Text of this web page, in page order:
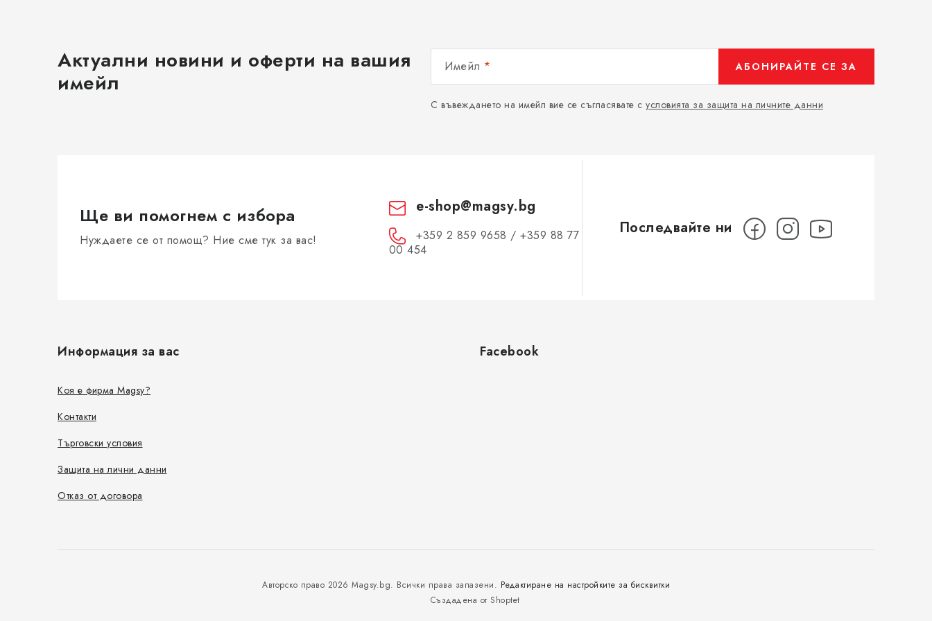
Актуални новини и оферти на вашия
имейл
Имейл
С въвеждането на имейл вие се съгласявате с условията за защита на личните данни
АБОНИРАЙТЕ СЕ ЗА
Ще ви помогнем с избора
Нуждаете се от помощ? Ние сме тук за вас!
e-shop@magsy.bg
+359 2 859 9658 / +359 88 77
00 454
Информация за вас
Коя е фирма Magsy?
Контакти
Търговски условия
Защита на лични данни
Отказ от договора
Facebook
Създадена от Shoptet
Авторско право 2026 Magsy.bg. Всички права запазени. Редактиране на настройките за бисквитки